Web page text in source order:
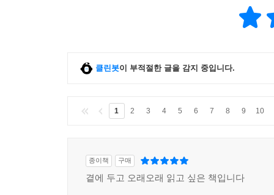
클린봇이 부적절한 글을 감지 중입니다.
1 2 3 4 5 6 7 8 9 10
종이책 구매
곁에 두고 오래오래 읽고 싶은 책입니다